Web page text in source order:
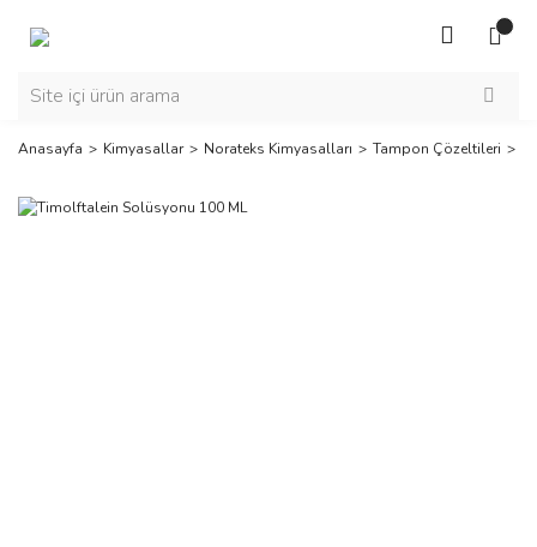
Anasayfa Kimyasallar Norateks Kimyasalları Tampon Çözeltileri